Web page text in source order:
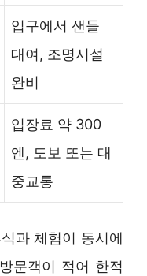
입구에서 샌들
대여, 조명시설
완비
입장료 약 300
엔, 도보 또는 대
중교통
과 체험이 동시에
문객이 적어 한적